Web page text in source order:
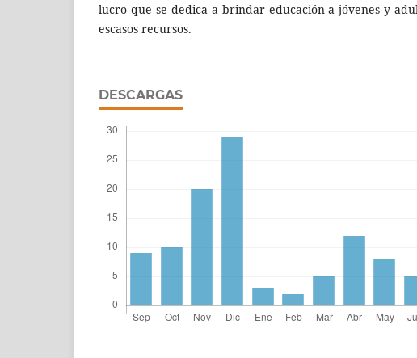
lucro que se dedica a brindar educación a jóvenes y
escasos recursos.
DESCARGAS